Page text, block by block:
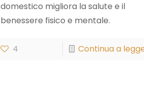
domestico migliora la salute e il
benessere fisico e mentale.
4 Continua a